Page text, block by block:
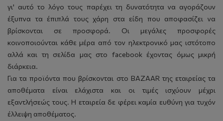
γι' αυτό το λόγο τους παρέχει τη δυνατότητα να αγοράζουν
έξυπνα τα έπιπλά τους χάρη στα είδη που αποφασίζει να
βρίσκονται σε προσφορά. Οι μεγάλες προσφορές
κοινοποιούνται κάθε μέρα από τον ηλεκτρονικό μας ιστότοπο
αλλά και τη σελίδα μας στο facebook έχοντας όμως μικρή
διάρκεια.
Για τα προϊόντα που βρίσκονται στο BAZAAR της εταιρείας τα
αποθέματα είναι ελάχιστα και οι τιμές ισχύουν μέχρι
εξαντλήσεώς τους. Η εταιρεία δε φέρει καμία ευθύνη για τυχόν
έλλειψη αποθέματος.